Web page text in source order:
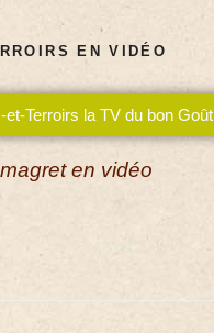
EN VIDÉO
Terroirs la TV du bon Goût
en vidéo